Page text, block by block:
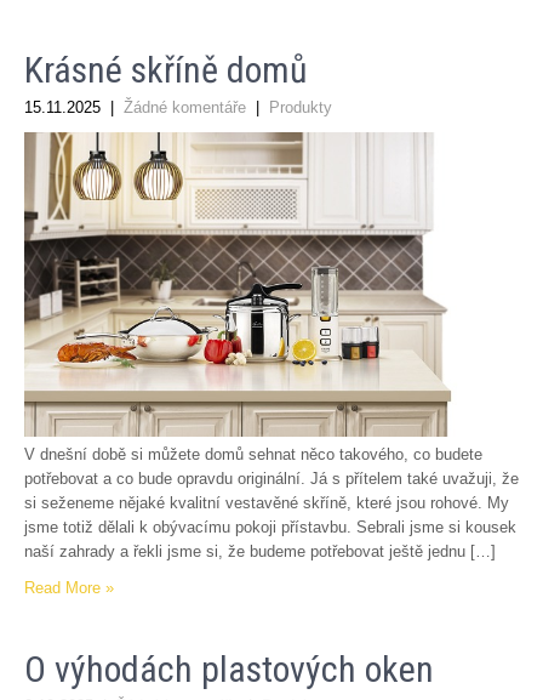
Krásné skříně domů
15.11.2025 Žádné komentáře Produkty
V dnešní době si můžete domů sehnat něco takového, co budete
potřebovat a co bude opravdu originální. Já s přítelem také uvažuji, že
si seženeme nějaké kvalitní vestavěné skříně, které jsou rohové. My
jsme totiž dělali k obývacímu pokoji přístavbu. Sebrali jsme si kousek
naší zahrady a řekli jsme si, že budeme potřebovat ještě jednu […]
Read More »
O výhodách plastových oken